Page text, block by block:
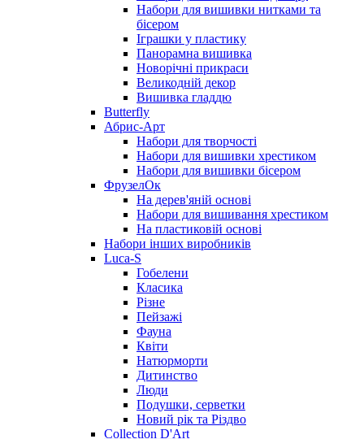
Набори для вишивки нитками та
бісером
Іграшки у пластику
Панорамна вишивка
Новорічні прикраси
Великодній декор
Вишивка гладдю
Butterfly
Абрис-Арт
Набори для творчості
Набори для вишивки хрестиком
Набори для вишивки бісером
ФрузелОк
На дерев'яній основі
Набори для вишивання хрестиком
На пластиковій основі
Набори інших виробників
Luca-S
Гобелени
Класика
Різне
Пейзажі
Фауна
Квіти
Натюрморти
Дитинство
Люди
Подушки, серветки
Новий рік та Різдво
Collection D'Art